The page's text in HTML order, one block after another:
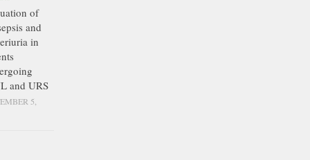
of
and
in
and URS
5,